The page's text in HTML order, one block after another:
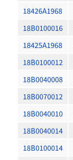
18426A1968
18B0100016
18425A1968
18B0100012
18B0040008
18B0070012
18B0040010
18B0040014
18B0100014